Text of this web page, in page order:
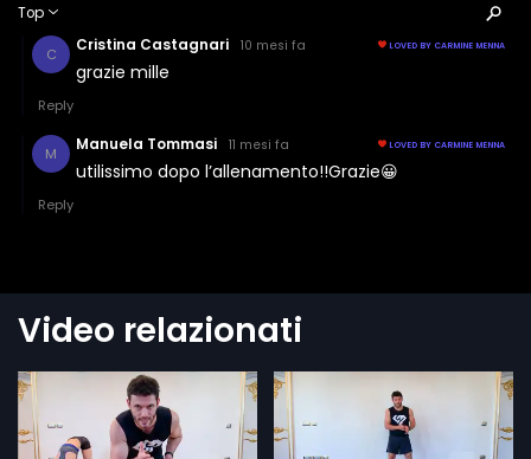
Video relazionati